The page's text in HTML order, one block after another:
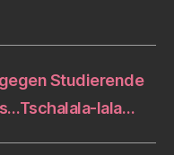
Studierende
lala…